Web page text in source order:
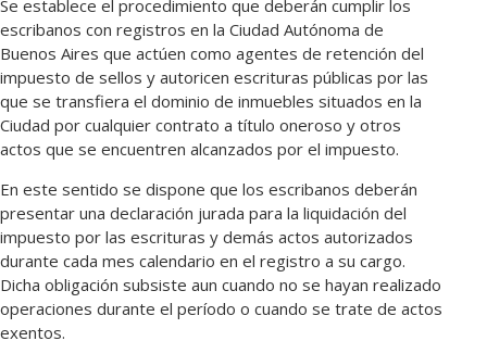
Se establece el procedimiento que deberán cumplir los
escribanos con registros en la Ciudad Autónoma de
Buenos Aires que actúen como agentes de retención del
impuesto de sellos y autoricen escrituras públicas por las
que se transfiera el dominio de inmuebles situados en la
Ciudad por cualquier contrato a título oneroso y otros
actos que se encuentren alcanzados por el impuesto.
En este sentido se dispone que los escribanos deberán
presentar una declaración jurada para la liquidación del
impuesto por las escrituras y demás actos autorizados
durante cada mes calendario en el registro a su cargo.
Dicha obligación subsiste aun cuando no se hayan realizado
operaciones durante el período o cuando se trate de actos
exentos.